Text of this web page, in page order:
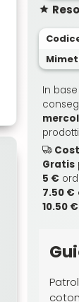
Reso
In
Gratis
5 €
7.50 €
10.50 €